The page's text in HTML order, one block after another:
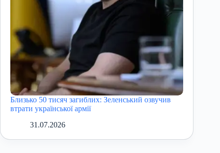
Близько 50 тисяч загиблих: Зеленський озвучив
втрати української армії
31.07.2026